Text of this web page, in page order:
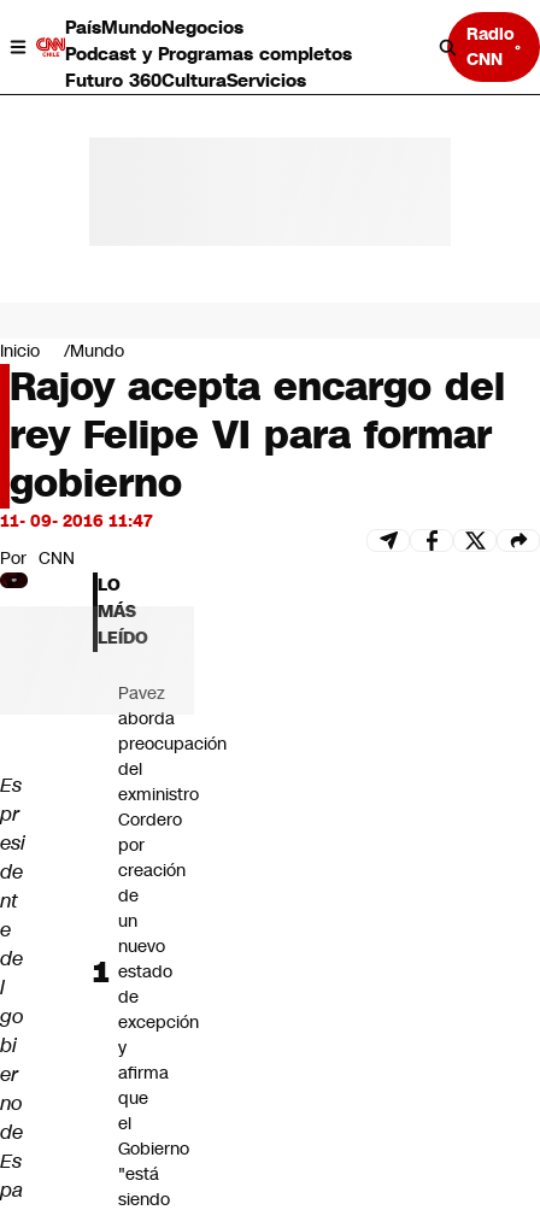
PaísMundoNegocios
Podcast y Programas completos
Futuro 360CulturaServicios
Radio
CNN
Negocios
Deportes
Programas completos
Cultura
Servicios
Bits
CNN Data
CNN tiempo
Futuro 360
Opinión
Inicio Mundo
Rajoy acepta encargo del
rey Felipe VI para formar
gobierno
11- 09- 2016 11:47
Por CNN
Es
pr
esi
de
nt
e
de
l
go
bi
er
no
de
Es
pa
LO
MÁS
LEÍDO
Pavez
aborda
preocupación
del
exministro
Cordero
por
creación
de
un
nuevo
estado
de
excepción
y
afirma
que
el
Gobierno
"está
siendo